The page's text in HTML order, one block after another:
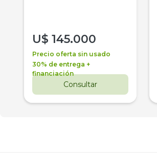
U$ 145.000
Precio oferta sin usado
30% de entrega +
financiación
Consultar